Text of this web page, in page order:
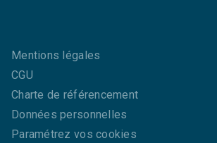
Mentions légales
CGU
Charte de référencement
Données personnelles
Paramétrez vos cookies